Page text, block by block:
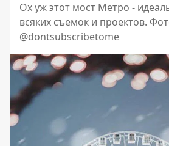
Ох уж этот мост Метро -
всяких съемок и проектов.
@dontsubscribetome